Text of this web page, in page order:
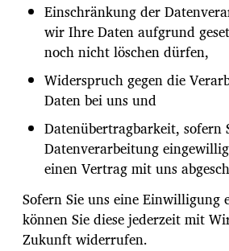
Einschränkung der
wir Ihre Daten aufgrund
noch nicht löschen dürfen,
Widerspruch gegen die
Daten bei uns und
Datenübertragbarkeit, sofern
Datenverarbeitung
einen Vertrag mit uns
Sofern Sie uns eine Einwilligung
können Sie diese jederzeit mit
Zukunft widerrufen.